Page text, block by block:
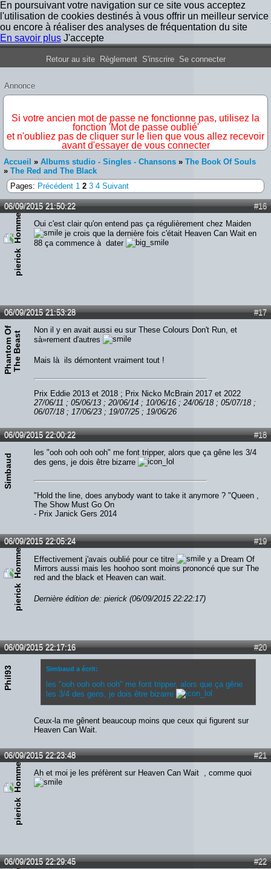
En poursuivant votre navigation sur ce site vous acceptez
l'utilisation de cookies destinés à vous offrir un meilleur service
ou encore à réaliser des analyses de fréquentation du site
En savoir plus J'accepte
Forum Iron Maiden France
Retour au site Règlement S'inscrire Se connecter
Annonce
Si votre ancien mot de passe ne fonctionne pas, utilisez la
fonction 'Mot de passe oublié'
et n'oubliez pas de cliquer sur le lien que vous allez recevoir
avant d'essayer de vous connecter
Accueil » Albums studio - Singles - Chansons » The Book Of Souls
» The Red and The Black
Pages: Précédent 1 2 3 4 Suivant
#16
06/09/2015 21:50:22
pierick
Oui c'est clair qu'on entend pas ça régulièrement chez Maiden
je crois que la dernière fois c'était Heaven Can Wait en
88 ça commence à dater
#17
06/09/2015 21:53:28
P
h
a
n
t
o
m
O
f
T
h
e
B
e
a
st
Non il y en avait aussi eu sur These Colours Don't Run, et
sà»rement d'autres
Mais là ils démontent vraiment tout !
Prix Eddie 2013 et 2018 ; Prix Nicko McBrain 2017 et 2022
27/06/11 ; 05/06/13 ; 20/06/14 ; 10/06/16 ; 24/06/18 ; 05/07/18 ;
06/07/18 ; 17/06/23 ; 19/07/25 ; 19/06/26
#18
06/09/2015 22:00:22
Simbaud
les "ooh ooh ooh ooh" me font tripper, alors que ça gêne les 3/4
des gens, je dois être bizarre
"Hold the line, does anybody want to take it anymore ? "Queen ,
The Show Must Go On
- Prix Janick Gers 2014
#19
06/09/2015 22:05:24
pierick
Effectivement j'avais oublié pour ce titre
y a Dream Of
Mirrors aussi mais les hoohoo sont moins prononcé que sur The
red and the black et Heaven can wait.
Dernière édition de: pierick (06/09/2015 22:22:17)
#20
06/09/2015 22:17:16
Phil93 Simbaud a écrit:
les "ooh ooh ooh ooh" me font tripper, alors que ça gêne
les 3/4 des gens, je dois être bizarre
Ceux-la me gênent beaucoup moins que ceux qui figurent sur
Heaven Can Wait.
#21
06/09/2015 22:23:48
pierick
Ah et moi je les préfèrent sur Heaven Can Wait , comme quoi
#22
06/09/2015 22:29:45